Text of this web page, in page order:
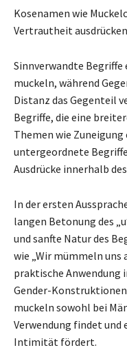
Kosenamen wie
Vertrautheit
Sinnverwandte Begriffe
muckeln, während
Distanz das Gegenteil
Begriffe, die eine
Themen wie Zuneigung
untergeordnete
Ausdrücke innerhalb
In der ersten
langen Betonung des
und sanfte Natur des
wie „Wir mümmeln uns
praktische Anwendung
Gender-Konstruktionen
muckeln sowohl bei
Verwendung findet und
Intimität fördert.